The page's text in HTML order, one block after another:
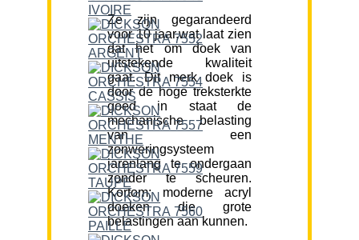
Ze zijn gegarandeerd
voor 10 jaar,wat laat zien
dat het om doek van
uitstekende kwaliteit
gaat. Dit merk doek is
door de hoge treksterkte
goed in staat de
mechanische belasting
van een
zonweringsysteem
jarenlang te ondergaan
zonder te scheuren.
Kortom; moderne acryl
doeken die grote
belastingen aan kunnen.